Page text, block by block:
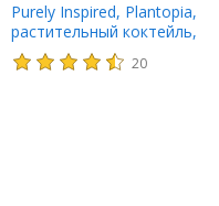
Purely Inspired, Plantopia,
растительный коктейль,
шоколадное брауни с
фундуком, 647 г (1,43 фунта)
20